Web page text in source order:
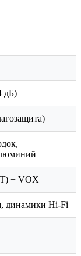
дБ)
+ VOX
динамики Hi-Fi